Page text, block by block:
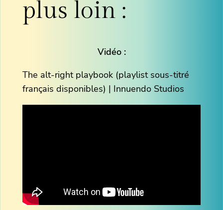
plus loin :
Vidéo :
The alt-right playbook (playlist sous-titré
français disponibles) | Innuendo Studios